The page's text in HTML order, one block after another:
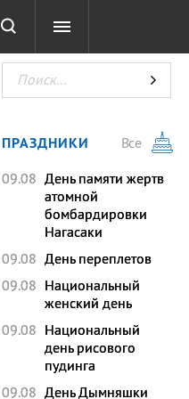
ТЕСТЫ
ПРАЗДНИКИ
Все
09.08 День памяти жертв
атомной
бомбардировки
Нагасаки
09.08 День переплетов
09.08 Национальный
женский день
09.08 Национальный
день рисового
пудинга
09.08 День Дымняшки